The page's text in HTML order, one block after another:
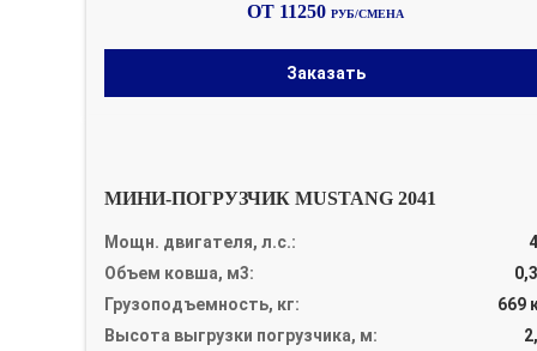
ОТ 11250РУБ/СМЕНА
Заказать
МИНИ-ПОГРУЗЧИК MUSTANG 2041
Мощн. двигателя, л.с.:
Объем ковша, м3:
Грузоподъемность, кг:
669
Высота выгрузки погрузчика, м: